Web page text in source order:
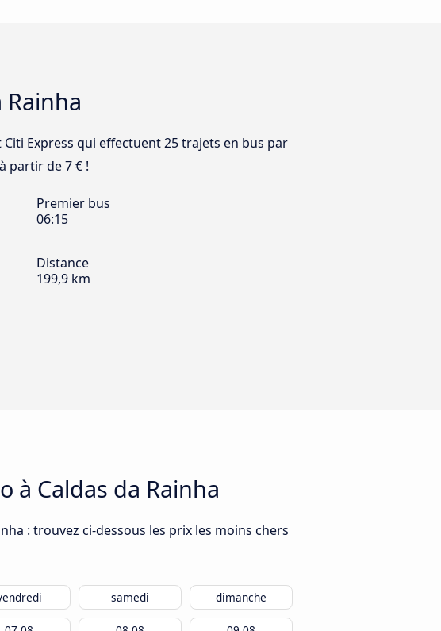
Express qui effectuent 25 trajets en bus par
partir de 7 € !
Premier bus
06:15
Distance
199,9 km
à Caldas da Rainha
: trouvez ci-dessous les prix les moins chers
samedi dimanche